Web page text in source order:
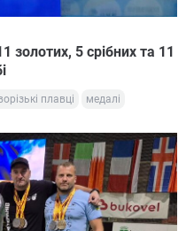
золотих, 5 срібних та 11
плавці медалі